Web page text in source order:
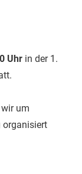
Uhr in der 1.
um
organisiert